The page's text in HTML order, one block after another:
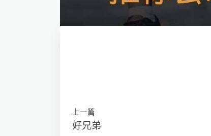
上一篇
好兄弟